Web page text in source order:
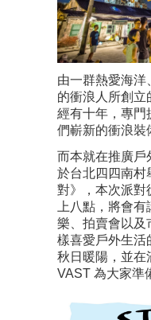
由一群熱愛海洋
的衝浪人所創立
經有十年，專門
們嶄新的衝浪裝
而本就在推廣戶
於台北四四南村
對》，本次派對
上八點，將會
樂、拍賣會以及
樣喜愛戶外生活
秋日暖陽，並在
VAST 為大家準